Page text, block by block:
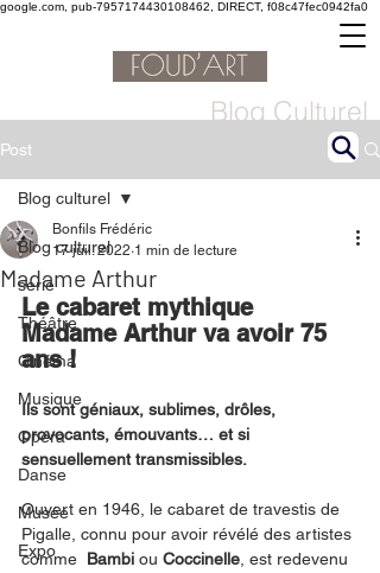
google.com, pub-7957174430108462, DIRECT, f08c47fec0942fa0
Blog Culturel
Post
Blog culturel
serie
Théâtre
Cinéma
Musique
Opéra
Danse
Musée
Expo
Blog culturel
Madame Arthur
Bonfils Frédéric
17 juil. 2022 1 min de lecture
Le cabaret mythique
Madame Arthur va avoir 75
ans !
Ils sont géniaux, sublimes, drôles,
provocants, émouvants… et si
sensuellement transmissibles.
Ouvert en 1946, le cabaret de travestis de
Pigalle, connu pour avoir révélé des artistes
comme Bambi ou Coccinelle , est redevenu